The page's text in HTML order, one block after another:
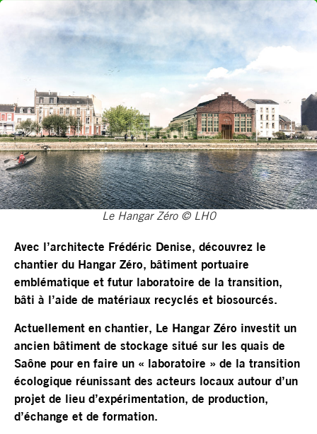
Le Hangar Zéro © LH0
Avec l’architecte Frédéric Denise, découvrez le
chantier du Hangar Zéro, bâtiment portuaire
emblématique et futur laboratoire de la transition,
bâti à l’aide de matériaux recyclés et biosourcés.
Actuellement en chantier, Le Hangar Zéro investit un
ancien bâtiment de stockage situé sur les quais de
Saône pour en faire un « laboratoire » de la transition
écologique réunissant des acteurs locaux autour d’un
projet de lieu d’expérimentation, de production,
d’échange et de formation.